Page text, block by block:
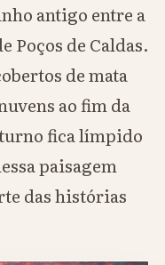
antigo entre a
Poços de Caldas.
de mata
ao fim da
fica límpido
paisagem
das histórias